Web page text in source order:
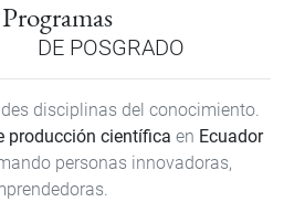
Programas
DE POSGRADO
disciplinas del conocimiento.
producción científica en Ecuador
personas innovadoras,